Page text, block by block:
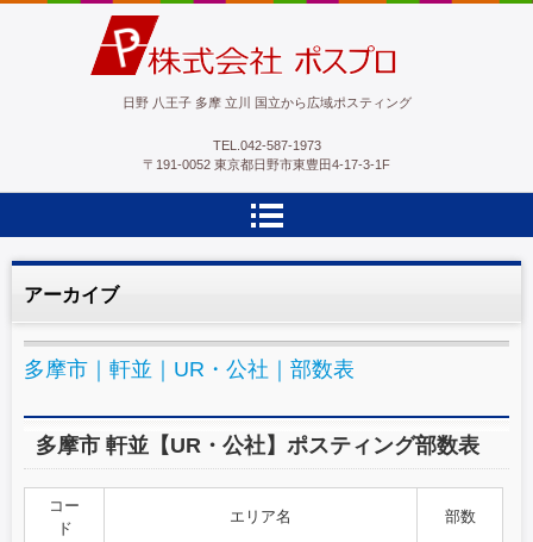
ポスプロ|GPSポスティング100％
日野 八王子 多摩 立川 国立から広域ポスティング
TEL. 042-587-1973
〒191-0052 東京都日野市東豊田4-17-3-1F
アーカイブ
多摩市｜軒並｜UR・公社｜部数表
多摩市 軒並【UR・公社】ポスティング部数表
コー
ド
エリア名 部数